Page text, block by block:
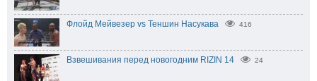
Флойд Мейвезер vs Теншин Насукава 416
Взвешивания перед новогодним RIZIN 14 24